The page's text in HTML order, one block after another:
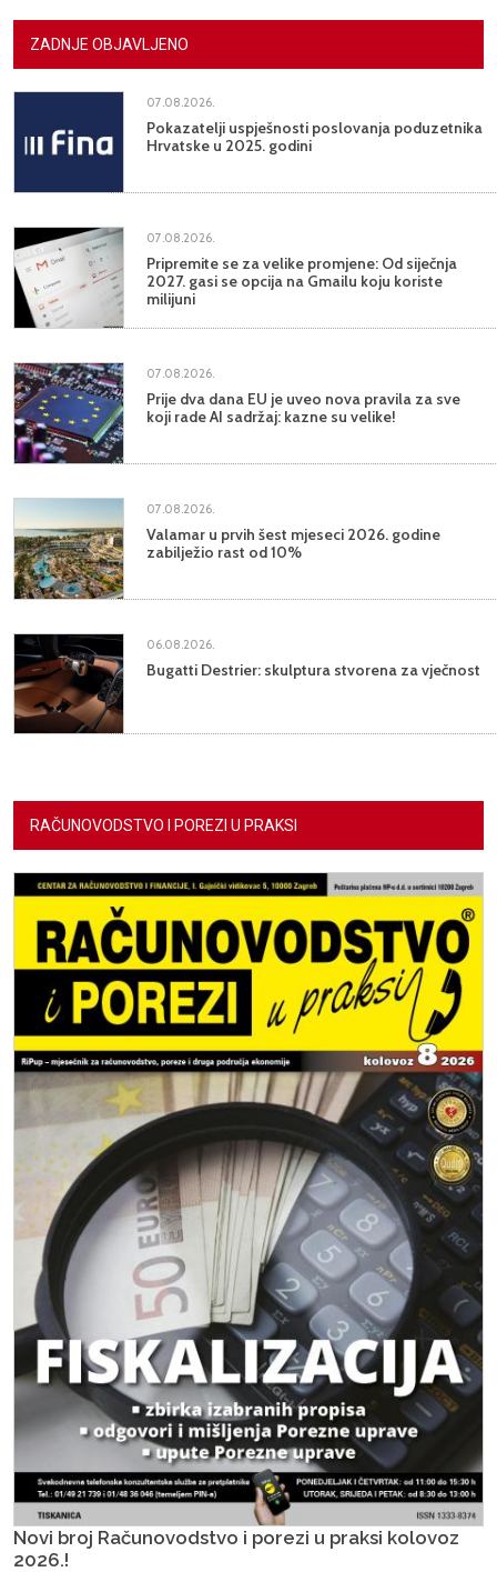
ZADNJE OBJAVLJENO
07.08.2026.
Pokazatelji uspješnosti poslovanja poduzetnika
Hrvatske u 2025. godini
07.08.2026.
Pripremite se za velike promjene: Od siječnja
2027. gasi se opcija na Gmailu koju koriste
milijuni
07.08.2026.
Prije dva dana EU je uveo nova pravila za sve
koji rade AI sadržaj: kazne su velike!
07.08.2026.
Valamar u prvih šest mjeseci 2026. godine
zabilježio rast od 10%
06.08.2026.
Bugatti Destrier: skulptura stvorena za vječnost
RAČUNOVODSTVO I POREZI U PRAKSI
Novi broj Računovodstvo i porezi u praksi kolovoz
2026.!